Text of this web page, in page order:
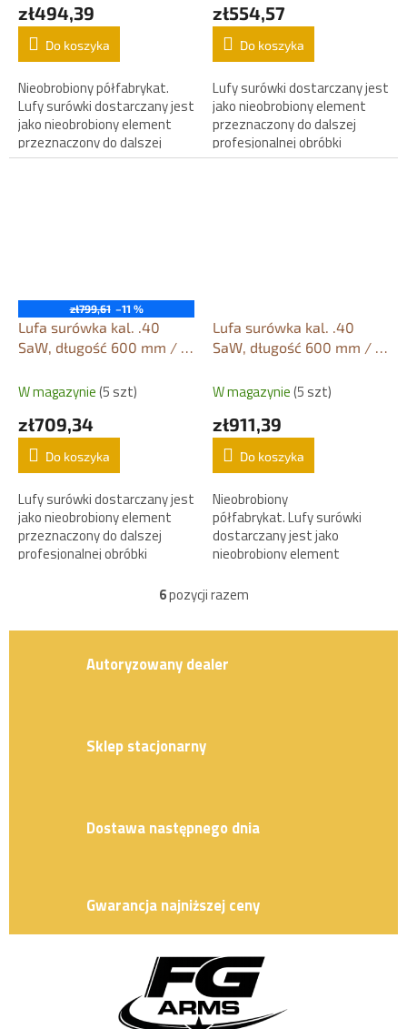
zł494,39
Do koszyka
Nieobrobiony półfabrykat.
Lufy surówki dostarczany jest
jako nieobrobiony element
przeznaczony do dalszej
profesjonalnej obróbki
zł554,57
Do koszyka
Lufy surówki dostarczany jest
jako nieobrobiony element
przeznaczony do dalszej
profesjonalnej obróbki
rusznikarskiej.
zł799,61 –11 %
Lufa surówka kal. .40
SaW, długość 600 mm / Ø
W magazynie(5 szt)
zł709,34
Do koszyka
Lufy surówki dostarczany jest
jako nieobrobiony element
przeznaczony do dalszej
profesjonalnej obróbki
Lufa surówka kal. .40
SaW, długość 600 mm / Ø
W magazynie(5 szt)
zł911,39
Do koszyka
Nieobrobiony
półfabrykat. Lufy surówki
dostarczany jest jako
nieobrobiony element
profesjonalnej obróbki
K
n
r
i
l
y
6pozycji razem
Autoryzowany dealer
Sklep stacjonarny
Dostawa następnego dnia
Gwarancja najniższej ceny